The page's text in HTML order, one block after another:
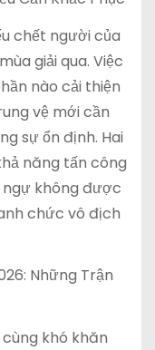
chết người của
giải qua. Việc
nào cải thiện
vệ mới cần
sự ổn định. Hai
năng tấn công
ngự không được
chức vô địch
Những Trận
khó khăn